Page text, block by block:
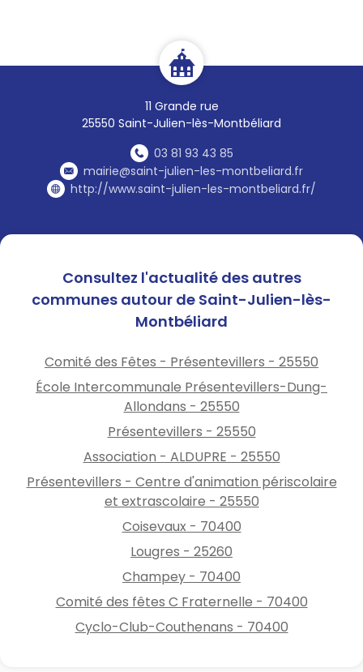
11 Grande rue
25550 Saint-Julien-lès-Montbéliard
03 81 93 43 85
mairie@saint-julien-les-montbeliard.fr
http://www.saint-julien-les-montbeliard.fr/
Consultez l'actualité des autres
communes autour de Saint-Julien-lès-
Montbéliard
Comité des Fêtes - Présentevillers - 25550
École Intercommunale Présentevillers-Dung-
Allondans - 25550
Présentevillers - 25550
Association - ALDUPRE - 25550
Présentevillers - Centre d'animation périscolaire
et extrascolaire - 25550
Coisevaux - 70400
Lougres - 25260
Champey - 70400
Comité des fêtes C Fraternelle - 70400
Cyclo-Club-Couthenans - 70400